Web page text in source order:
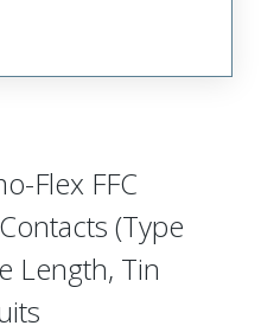
Flex FFC
(Type
Length, Tin